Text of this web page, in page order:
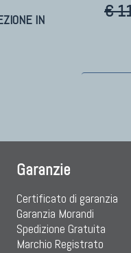
IN
€
Garanzie
Certificato di garanzia
Garanzia Morandi
Spedizione Gratuita
Marchio Registrato